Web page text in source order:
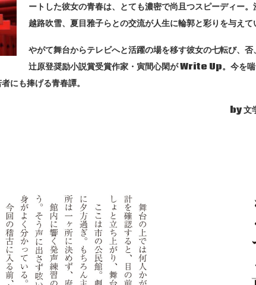
ートした彼女の青春は、とても濃密で尚且つスピーディー。
越路吹雪、夏目雅子らとの交流が人生に輪郭と彩りを与えて
やがて舞台からテレビへと活躍の場を移す彼女の七転び、否
辻原登奨励小説賞受賞作家・寅間心閑が Write Up。今を
にも捧げる青春譚。
by 文